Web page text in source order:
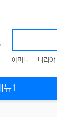
아미나 나리야
뉴1